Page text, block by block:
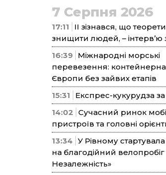
7 Серпня 2026
17:11
ІІ зізнався, що
знищити людей, – інтерв’ю
16:39 Міжнародні морські
перевезення: контейнерна
Європи без зайвих етапів
15:31
Експрес-кукурудза
14:02 Сучасний ринок
пристроїв та головні
13:34 У Рівному
на благодійний велопробіг
Незалежність»